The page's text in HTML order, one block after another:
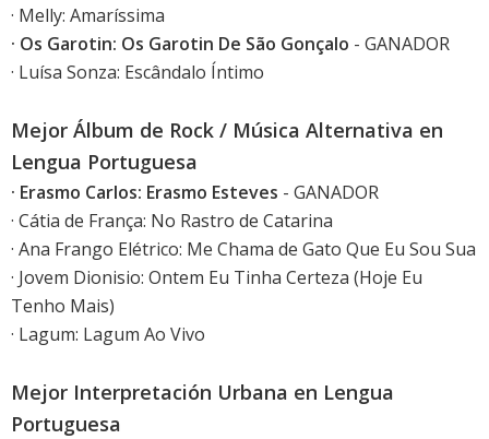
· Melly: Amaríssima
· Os Garotin: Os Garotin De São Gonçalo - GANADOR
· Luísa Sonza: Escândalo Íntimo
Mejor Álbum de Rock / Música Alternativa en
Lengua Portuguesa
· Erasmo Carlos: Erasmo Esteves - GANADOR
· Cátia de França: No Rastro de Catarina
· Ana Frango Elétrico: Me Chama de Gato Que Eu Sou Sua
· Jovem Dionisio: Ontem Eu Tinha Certeza (Hoje Eu
Tenho Mais)
· Lagum: Lagum Ao Vivo
Mejor Interpretación Urbana en Lengua
Portuguesa